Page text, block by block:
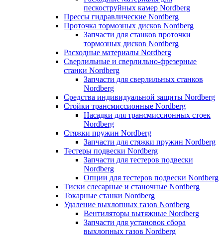
пескоструйных камер Nordberg
Прессы гидравлические Nordberg
Проточка тормозных дисков Nordberg
Запчасти для станков проточки
тормозных дисков Nordberg
Расходные материалы Nordberg
Сверлильные и сверлильно-фрезерные
станки Nordberg
Запчасти для сверлильных станков
Nordberg
Средства индивидуальной защиты Nordberg
Стойки трансмиссионные Nordberg
Насадки для трансмиссионных стоек
Nordberg
Стяжки пружин Nordberg
Запчасти для стяжки пружин Nordberg
Тестеры подвески Nordberg
Запчасти для тестеров подвески
Nordberg
Опции для тестеров подвески Nordberg
Тиски слесарные и станочные Nordberg
Токарные станки Nordberg
Удаление выхлопных газов Nordberg
Вентиляторы вытяжные Nordberg
Запчасти для установок сбора
выхлопных газов Nordberg